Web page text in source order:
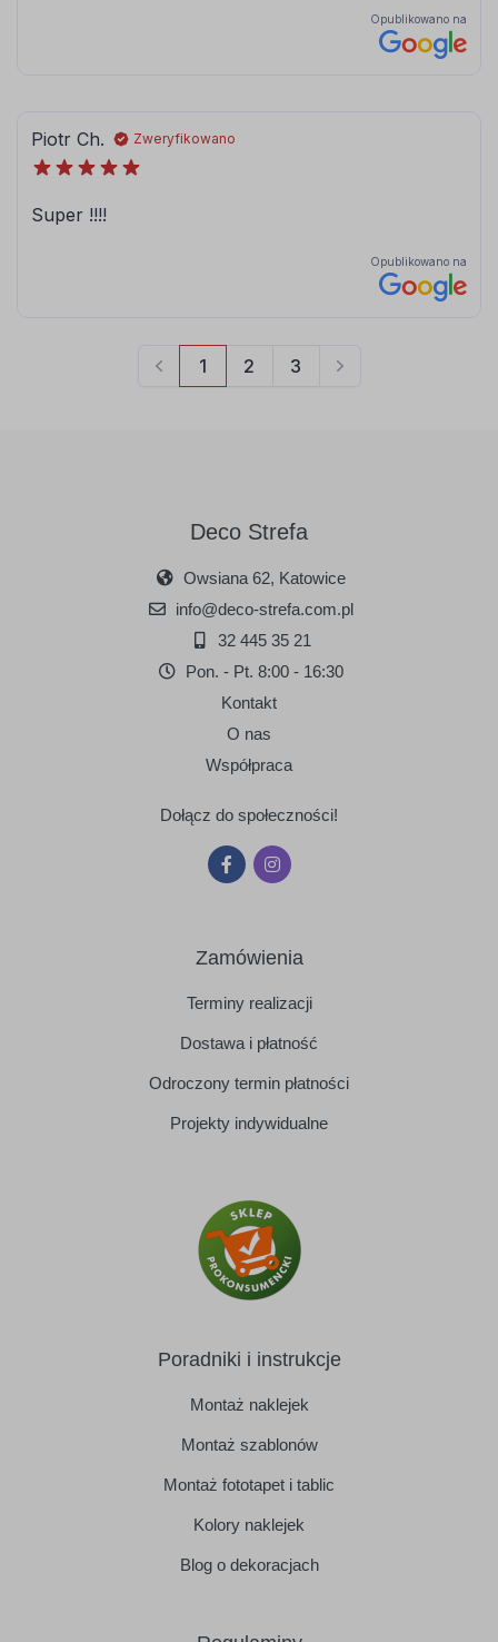
Deco Strefa
Owsiana 62, Katowice
info@deco-strefa.com.pl
32 445 35 21
Pon. - Pt. 8:00 - 16:30
Kontakt
O nas
Współpraca
Dołącz do społeczności!
Zamówienia
Terminy realizacji
Dostawa i płatność
Odroczony termin płatności
Projekty indywidualne
Poradniki i instrukcje
Montaż naklejek
Montaż szablonów
Montaż fototapet i tablic
Kolory naklejek
Blog o dekoracjach